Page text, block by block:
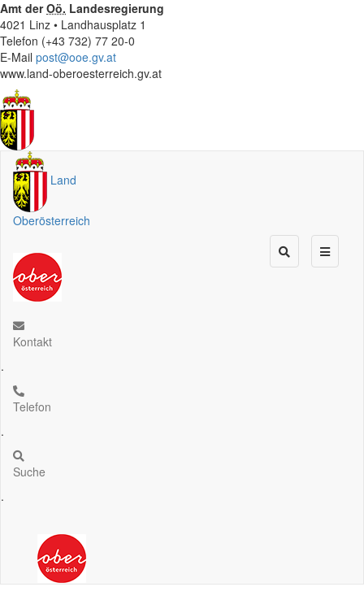
Amt derOö. Landesregierung
4021 Linz • Landhausplatz 1
Telefon (+43 732) 77 20-0
E-Mail post@ooe.gv.at
www.land-oberoesterreich.gv.at
Land
Oberösterreich
Kontakt
.
Telefon
.
Suche
.